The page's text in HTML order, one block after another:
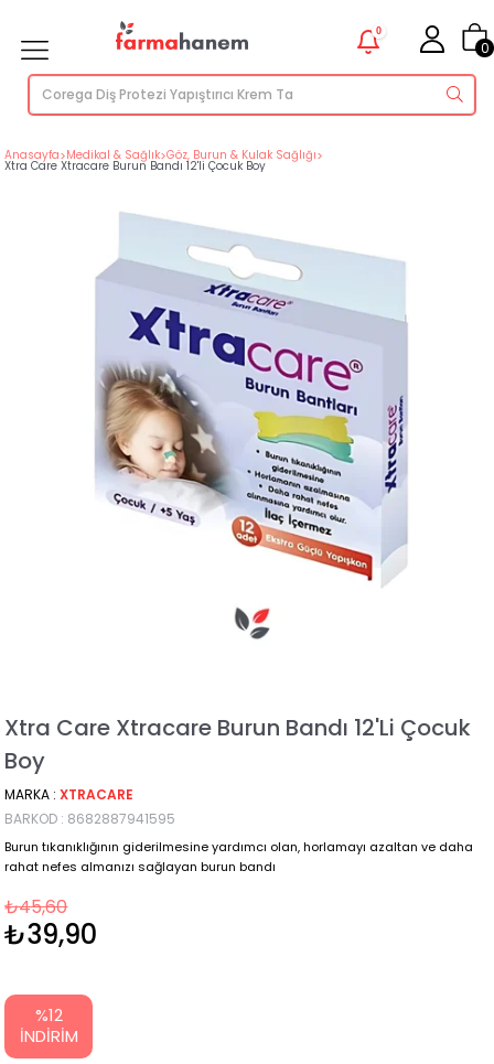
0
0
Anasayfa>Medikal & Sağlık>Göz, Burun & Kulak Sağlığı>
Xtra Care Xtracare Burun Bandı 12'li Çocuk Boy
Xtra Care Xtracare Burun Bandı 12'li Çocuk
Boy
MARKA : XTRACARE
BARKOD : 8682887941595
Burun tıkanıklığının giderilmesine yardımcı olan, horlamayı azaltan ve daha
rahat nefes almanızı sağlayan burun bandı
₺45,60
₺39,90
%12
İNDIRIM